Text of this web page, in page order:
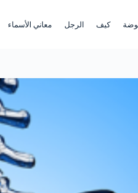
كيف الرجل معاني الأسماء